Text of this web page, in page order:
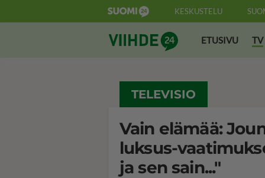
KESKUSTELU
Suomi24 ViihdeETUSIVU TV
TELEVISIO
Vain elämää:
luksus-
ja sen sain..."